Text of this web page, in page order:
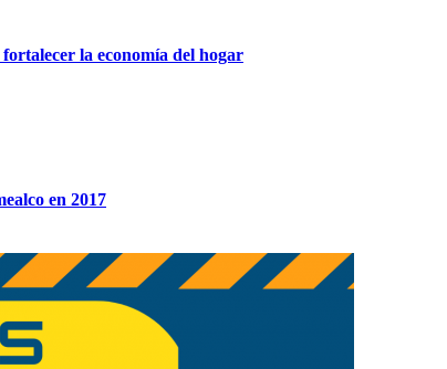
la economía del hogar
en 2017